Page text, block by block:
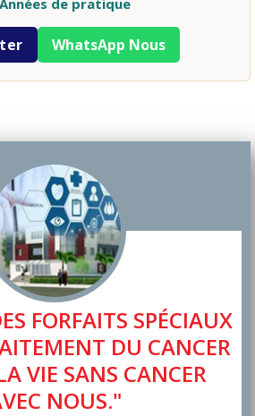
WhatsApp Nous
FORFAITS SPÉCIAUX
DU CANCER
VIE SANS CANCER
NOUS."